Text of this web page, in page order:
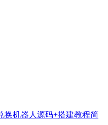
换机器人源码+搭建教程简